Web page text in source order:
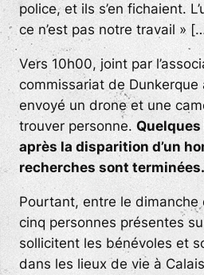
police, et ils s’en fichaient.
ce n’est pas notre travail »
Vers 10h00, joint par
commissariat de Dunkerque
envoyé un drone et une
trouver personne.
après la disparition d’un
recherches sont terminées.
Pourtant, entre le dimanche
cinq personnes présentes
sollicitent les bénévoles et
dans les lieux de vie à